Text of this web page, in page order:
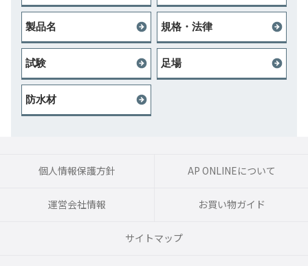
製品名 規格・法律
試験 足場
防水材
個人情報保護方針 AP ONLINEについて
運営会社情報 お買い物ガイド
サイトマップ